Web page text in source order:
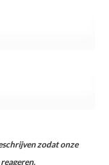
zodat onze